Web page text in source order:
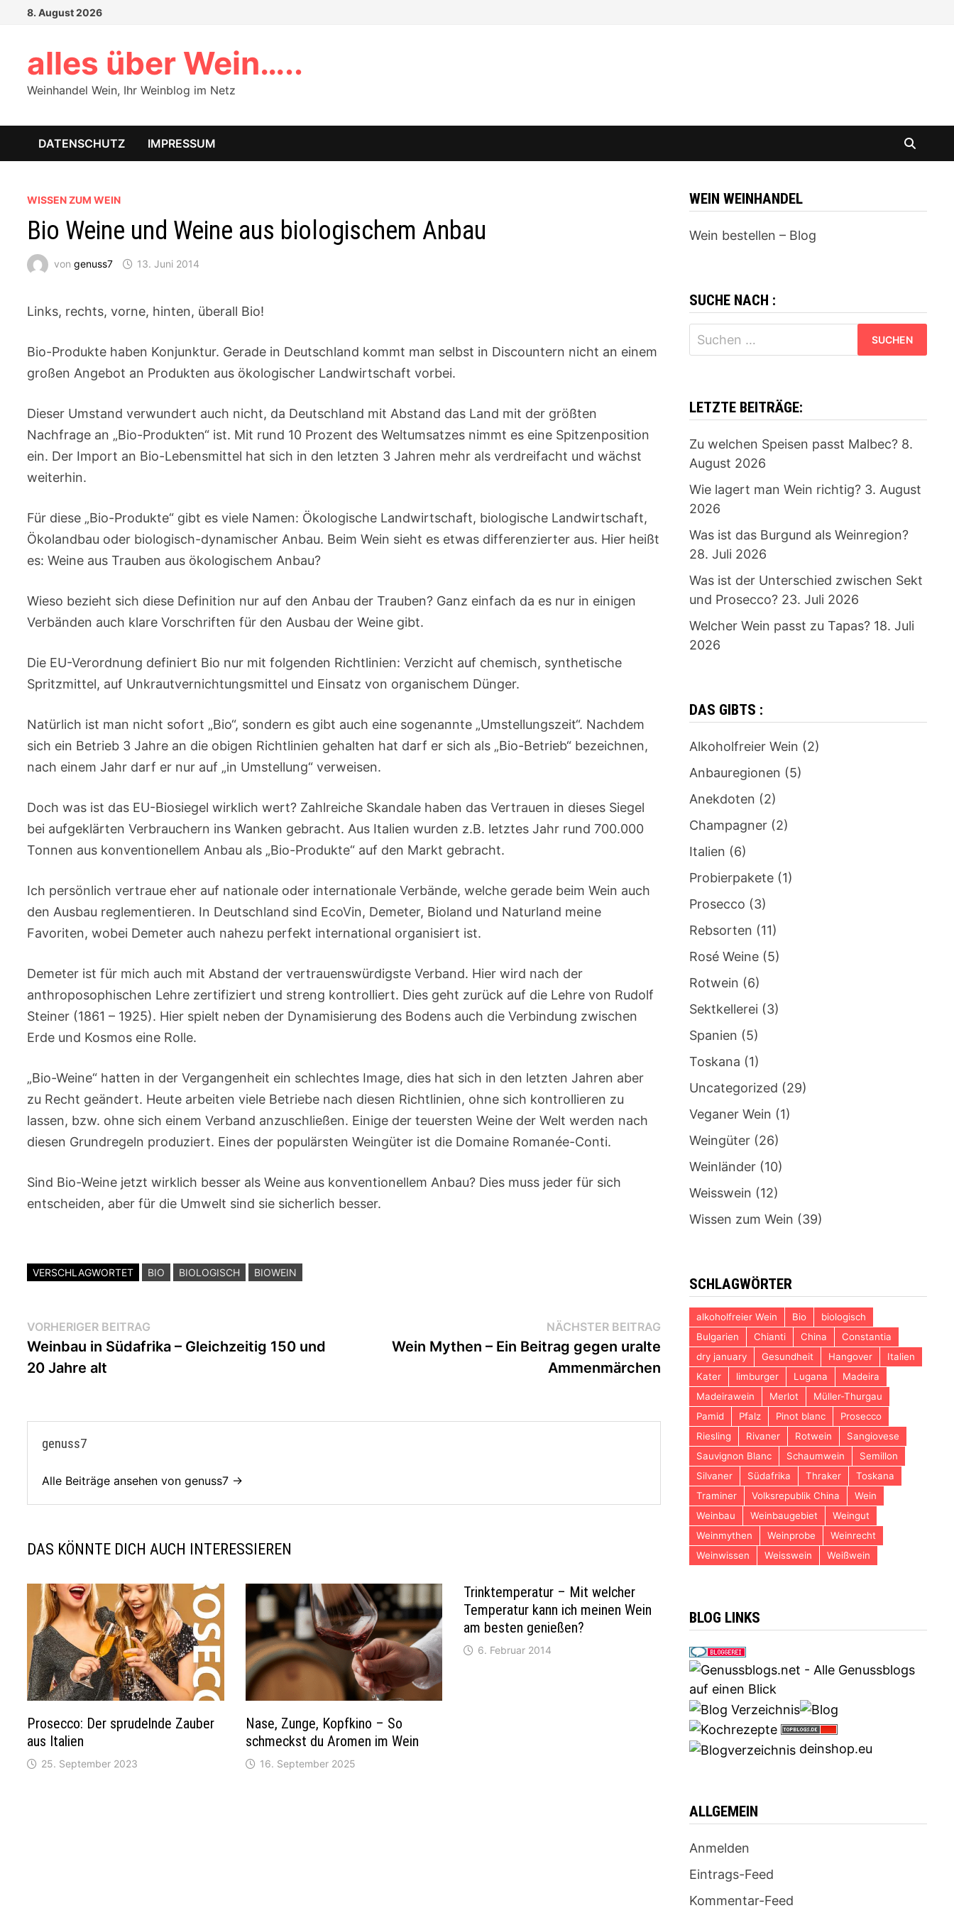
8. August 2026
alles über Wein…..
Weinhandel Wein, Ihr Weinblog im Netz
DATENSCHUTZ IMPRESSUM
WISSEN ZUM WEIN
Bio Weine und Weine aus biologischem Anbau
vongenuss7 13. Juni 2014
Links, rechts, vorne, hinten, überall Bio!
Bio-Produkte haben Konjunktur. Gerade in Deutschland kommt man selbst in Discountern nicht an einem
großen Angebot an Produkten aus ökologischer Landwirtschaft vorbei.
Dieser Umstand verwundert auch nicht, da Deutschland mit Abstand das Land mit der größten
Nachfrage an „Bio-Produkten“ ist. Mit rund 10 Prozent des Weltumsatzes nimmt es eine Spitzenposition
ein. Der Import an Bio-Lebensmittel hat sich in den letzten 3 Jahren mehr als verdreifacht und wächst
weiterhin.
Für diese „Bio-Produkte“ gibt es viele Namen: Ökologische Landwirtschaft, biologische Landwirtschaft,
Ökolandbau oder biologisch-dynamischer Anbau. Beim Wein sieht es etwas differenzierter aus. Hier heißt
es: Weine aus Trauben aus ökologischem Anbau?
Wieso bezieht sich diese Definition nur auf den Anbau der Trauben? Ganz einfach da es nur in einigen
Verbänden auch klare Vorschriften für den Ausbau der Weine gibt.
Die EU-Verordnung definiert Bio nur mit folgenden Richtlinien: Verzicht auf chemisch, synthetische
Spritzmittel, auf Unkrautvernichtungsmittel und Einsatz von organischem Dünger.
Natürlich ist man nicht sofort „Bio“, sondern es gibt auch eine sogenannte „Umstellungszeit“. Nachdem
sich ein Betrieb 3 Jahre an die obigen Richtlinien gehalten hat darf er sich als „Bio-Betrieb“ bezeichnen,
nach einem Jahr darf er nur auf „in Umstellung“ verweisen.
Doch was ist das EU-Biosiegel wirklich wert? Zahlreiche Skandale haben das Vertrauen in dieses Siegel
bei aufgeklärten Verbrauchern ins Wanken gebracht. Aus Italien wurden z.B. letztes Jahr rund 700.000
Tonnen aus konventionellem Anbau als „Bio-Produkte“ auf den Markt gebracht.
Ich persönlich vertraue eher auf nationale oder internationale Verbände, welche gerade beim Wein auch
den Ausbau reglementieren. In Deutschland sind EcoVin, Demeter, Bioland und Naturland meine
Favoriten, wobei Demeter auch nahezu perfekt international organisiert ist.
Demeter ist für mich auch mit Abstand der vertrauenswürdigste Verband. Hier wird nach der
anthroposophischen Lehre zertifiziert und streng kontrolliert. Dies geht zurück auf die Lehre von Rudolf
Steiner (1861 – 1925). Hier spielt neben der Dynamisierung des Bodens auch die Verbindung zwischen
Erde und Kosmos eine Rolle.
„Bio-Weine“ hatten in der Vergangenheit ein schlechtes Image, dies hat sich in den letzten Jahren aber
zu Recht geändert. Heute arbeiten viele Betriebe nach diesen Richtlinien, ohne sich kontrollieren zu
lassen, bzw. ohne sich einem Verband anzuschließen. Einige der teuersten Weine der Welt werden nach
diesen Grundregeln produziert. Eines der populärsten Weingüter ist die Domaine Romanée-Conti.
Sind Bio-Weine jetzt wirklich besser als Weine aus konventionellem Anbau? Dies muss jeder für sich
entscheiden, aber für die Umwelt sind sie sicherlich besser.
VERSCHLAGWORTET BIO BIOLOGISCH BIOWEIN
Beitragsnavigation
VORHERIGER BEITRAG
Beitrag:
Weinbau in Südafrika – Gleichzeitig 150 und
20 Jahre alt
NÄCHSTER BEITRAGNächster
Beitrag:
Wein Mythen – Ein Beitrag gegen uralte
Ammenmärchen
genuss7
Alle Beiträge ansehen von genuss7 →
DAS KÖNNTE DICH AUCH INTERESSIEREN
Prosecco: Der sprudelnde Zauber
aus Italien
25. September 2023
Nase, Zunge, Kopfkino – So
schmeckst du Aromen im Wein
16. September 2025
Trinktemperatur – Mit welcher
Temperatur kann ich meinen Wein
am besten genießen?
6. Februar 2014
WEIN WEINHANDEL
Wein bestellen – Blog
SUCHE NACH :
Suchen
nach:
LETZTE BEITRÄGE:
Zu welchen Speisen passt Malbec? 8.
August 2026
Wie lagert man Wein richtig? 3. August
2026
Was ist das Burgund als Weinregion?
28. Juli 2026
Was ist der Unterschied zwischen Sekt
und Prosecco? 23. Juli 2026
Welcher Wein passt zu Tapas? 18. Juli
2026
DAS GIBTS :
Alkoholfreier Wein (2)
Anbauregionen (5)
Anekdoten (2)
Champagner(2)
Italien (6)
Probierpakete(1)
Prosecco (3)
Rebsorten (11)
Rosé Weine(5)
Rotwein (6)
Sektkellerei (3)
Spanien (5)
Toskana (1)
Uncategorized (29)
Veganer Wein (1)
Weingüter(26)
Weinländer(10)
Weisswein (12)
Wissen zum Wein (39)
SCHLAGWÖRTER
alkoholfreier Wein Bio
biologisch
Bulgarien
Chianti China
Constantia
dry january
Gesundheit Hangover
Italien
Kater
limburger Lugana
Madeira
Madeirawein
Merlot
Müller-Thurgau
Pamid
Pfalz Pinot blanc
Prosecco
Riesling
Rivaner Rotwein
Sangiovese
Sauvignon Blanc
Schaumwein
Semillon
Silvaner
Südafrika Thraker
Toskana
Traminer
Volksrepublik China
Wein
Weinbau
Weinbaugebiet
Weingut
Weinmythen
Weinprobe
Weinrecht
Weinwissen
Weisswein Weißwein
BLOG LINKS
deinshop.eu
ALLGEMEIN
Anmelden
Eintrags-Feed
Kommentar-Feed